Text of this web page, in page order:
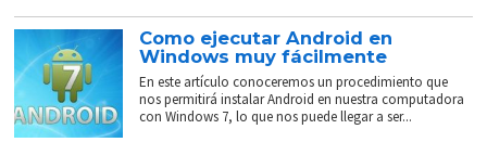
Como ejecutar Android en
Windows muy fácilmente
En este artículo conoceremos un procedimiento que
nos permitirá instalar Android en nuestra computadora
con Windows 7, lo que nos puede llegar a ser...